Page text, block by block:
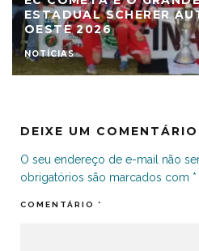
ESTADUAL SCHERER
OESTE 2026
NOTÍCIAS
DEIXE UM COMENTÁRIO
O seu endereço de e-mail não
obrigatórios são marcados com *
COMENTÁRIO *